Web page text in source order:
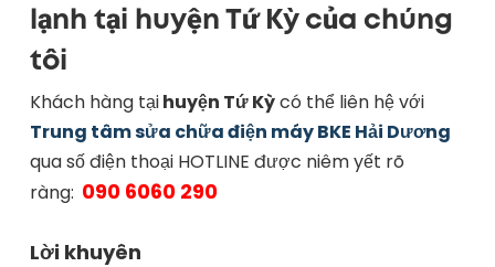
lạnh tại huyện Tứ Kỳ của chúng
tôi
Khách hàng tạihuyện Tứ Kỳcó thể liên hệ với
Trung tâm sửa chữa điện máy BKE Hải Dương
qua số điện thoại HOTLINE được niêm yết rõ
ràng: 090 6060 290
Lời khuyên